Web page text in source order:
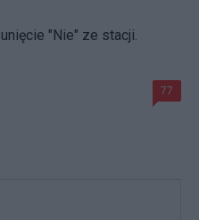
"Nie" ze stacji.
77